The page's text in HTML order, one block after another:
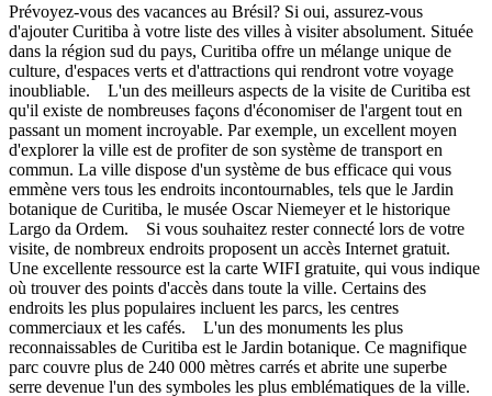
Prévoyez-vous des vacances au Brésil? Si oui, assurez-vous
d'ajouter Curitiba à votre liste des villes à visiter absolument. Située
dans la région sud du pays, Curitiba offre un mélange unique de
culture, d'espaces verts et d'attractions qui rendront votre voyage
inoubliable. L'un des meilleurs aspects de la visite de Curitiba est
qu'il existe de nombreuses façons d'économiser de l'argent tout en
passant un moment incroyable. Par exemple, un excellent moyen
d'explorer la ville est de profiter de son système de transport en
commun. La ville dispose d'un système de bus efficace qui vous
emmène vers tous les endroits incontournables, tels que le Jardin
botanique de Curitiba, le musée Oscar Niemeyer et le historique
Largo da Ordem. Si vous souhaitez rester connecté lors de votre
visite, de nombreux endroits proposent un accès Internet gratuit.
Une excellente ressource est la carte WIFI gratuite, qui vous indique
où trouver des points d'accès dans toute la ville. Certains des
endroits les plus populaires incluent les parcs, les centres
commerciaux et les cafés. L'un des monuments les plus
reconnaissables de Curitiba est le Jardin botanique. Ce magnifique
parc couvre plus de 240 000 mètres carrés et abrite une superbe
serre devenue l'un des symboles les plus emblématiques de la ville.